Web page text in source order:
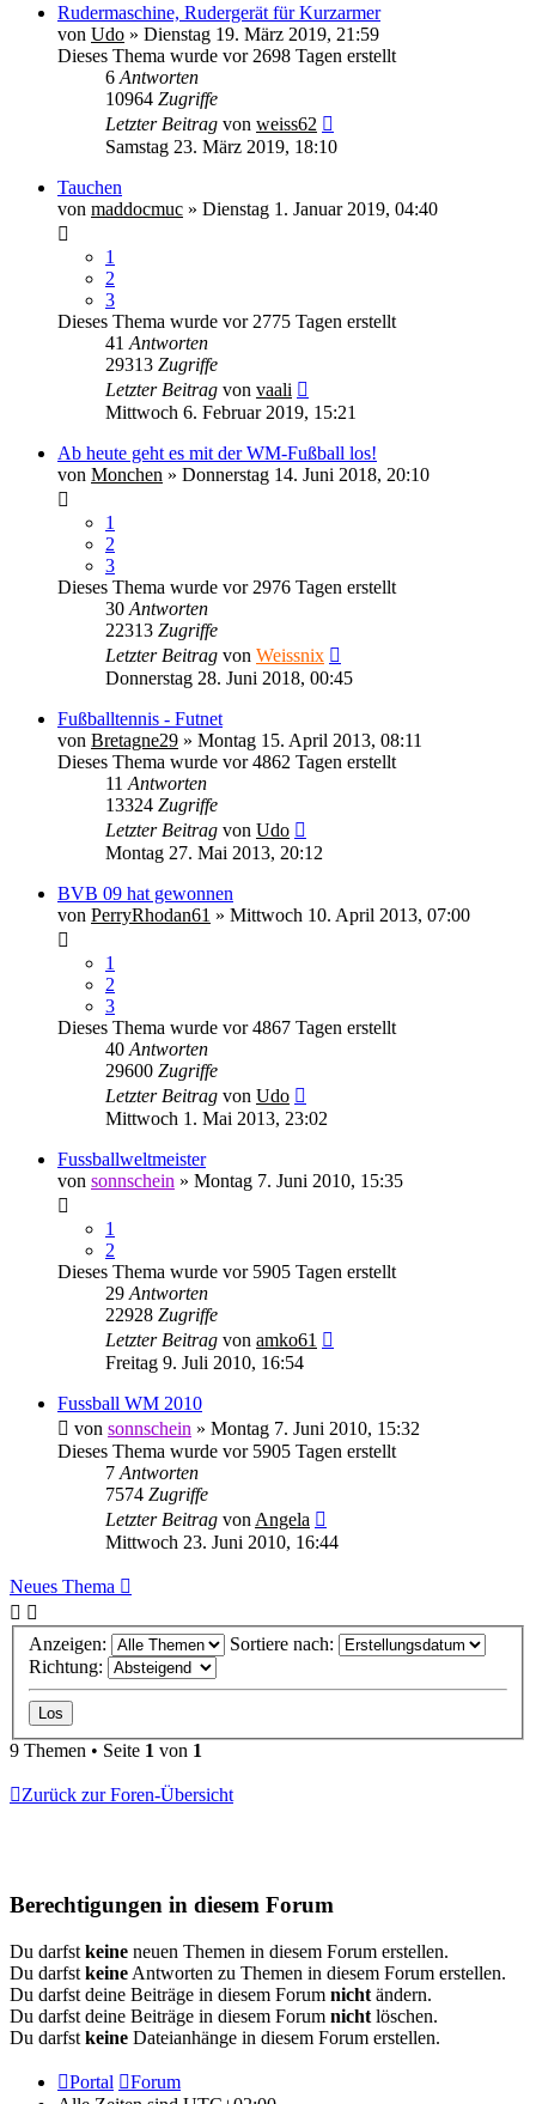
Rudermaschine, Rudergerät für Kurzarmer
von Udo » Dienstag 19. März 2019, 21:59
Dieses Thema wurde vor 2698 Tagen erstellt
6 Antworten
10964 Zugriffe
Letzter Beitrag von weiss62
Samstag 23. März 2019, 18:10
Tauchen
von maddocmuc » Dienstag 1. Januar 2019, 04:40
1
2
3
Dieses Thema wurde vor 2775 Tagen erstellt
41 Antworten
29313 Zugriffe
Letzter Beitrag von vaali
Mittwoch 6. Februar 2019, 15:21
Ab heute geht es mit der WM-Fußball los!
von Monchen » Donnerstag 14. Juni 2018, 20:10
1
2
3
Dieses Thema wurde vor 2976 Tagen erstellt
30 Antworten
22313 Zugriffe
Letzter Beitrag von Weissnix
Donnerstag 28. Juni 2018, 00:45
Fußballtennis - Futnet
von Bretagne29 » Montag 15. April 2013, 08:11
Dieses Thema wurde vor 4862 Tagen erstellt
11 Antworten
13324 Zugriffe
Letzter Beitrag von Udo
Montag 27. Mai 2013, 20:12
BVB 09 hat gewonnen
von PerryRhodan61 » Mittwoch 10. April 2013, 07:00
1
2
3
Dieses Thema wurde vor 4867 Tagen erstellt
40 Antworten
29600 Zugriffe
Letzter Beitrag von Udo
Mittwoch 1. Mai 2013, 23:02
Fussballweltmeister
von sonnschein » Montag 7. Juni 2010, 15:35
1
2
Dieses Thema wurde vor 5905 Tagen erstellt
29 Antworten
22928 Zugriffe
Letzter Beitrag von amko61
Freitag 9. Juli 2010, 16:54
Fussball WM 2010
von sonnschein » Montag 7. Juni 2010, 15:32
Dieses Thema wurde vor 5905 Tagen erstellt
7 Antworten
7574 Zugriffe
Letzter Beitrag von Angela
Mittwoch 23. Juni 2010, 16:44
Neues Thema
Anzeigen:
Sortiere nach:
Richtung:
9 Themen • Seite 1 von 1
Zurück zur Foren-Übersicht
Berechtigungen in diesem Forum
Du darfst keine neuen Themen in diesem Forum erstellen.
Du darfst keine Antworten zu Themen in diesem Forum erstellen.
Du darfst deine Beiträge in diesem Forum nicht ändern.
Du darfst deine Beiträge in diesem Forum nicht löschen.
Du darfst keine Dateianhänge in diesem Forum erstellen.
Portal
Forum